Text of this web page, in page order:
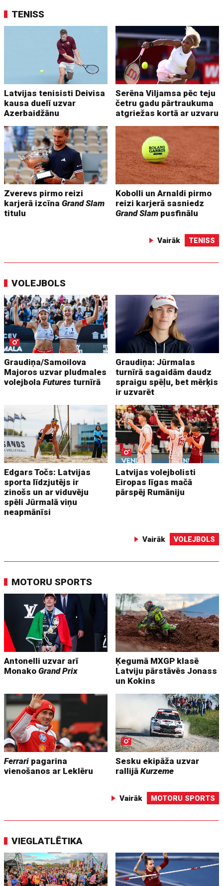
TENISS
Latvijas tenisisti Deivisa
kausa duelī uzvar
Azerbaidžānu
Serēna Viljamsa pēc teju
četru gadu pārtraukuma
atgriežas kortā ar uzvaru
Zverevs pirmo reizi
karjerā izcīnaGrand Slam
titulu
Kobolli un Arnaldi pirmo
reizi karjerā sasniedz
Grand Slam pusfinālu
Vairāk TENISS
VOLEJBOLS
Graudiņa/Samoilova
Majoros uzvar pludmales
volejbolaFutures turnīrā
Graudiņa: Jūrmalas
turnīrā sagaidām daudz
spraigu spēļu, bet mērķis
ir uzvarēt
Edgars Točs: Latvijas
sporta līdzjutējs ir
zinošs un ar viduvēju
spēli Jūrmalā viņu
neapmānīsi
Latvijas volejbolisti
Eiropas līgas mačā
pārspēj Rumāniju
Vairāk VOLEJBOLS
MOTORU SPORTS
Antonelli uzvar arī
MonakoGrand Prix
Ķegumā MXGP klasē
Latviju pārstāvēs Jonass
un Kokins
Ferrari pagarina
vienošanos ar Leklēru
Sesku ekipāža uzvar
rallijāKurzeme
Vairāk MOTORU SPORTS
VIEGLATLĒTIKA